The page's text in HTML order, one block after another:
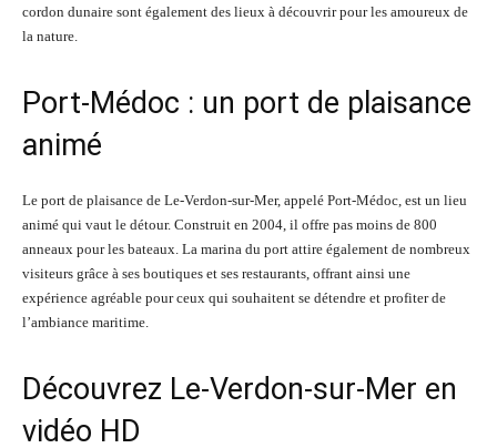
cordon dunaire sont également des lieux à découvrir pour les amoureux de
la nature.
Port-Médoc : un port de plaisance
animé
Le port de plaisance de Le-Verdon-sur-Mer, appelé Port-Médoc, est un lieu
animé qui vaut le détour. Construit en 2004, il offre pas moins de 800
anneaux pour les bateaux. La marina du port attire également de nombreux
visiteurs grâce à ses boutiques et ses restaurants, offrant ainsi une
expérience agréable pour ceux qui souhaitent se détendre et profiter de
l’ambiance maritime.
Découvrez Le-Verdon-sur-Mer en
vidéo HD